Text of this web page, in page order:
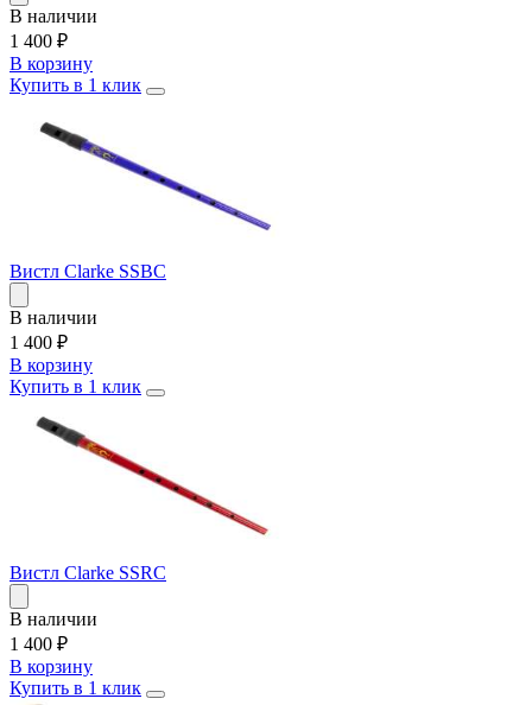
В наличии
1 400 ₽
В корзину
Купить в 1 клик
Вистл Clarke SSBC
В наличии
1 400 ₽
В корзину
Купить в 1 клик
Вистл Clarke SSRC
В наличии
1 400 ₽
В корзину
Купить в 1 клик